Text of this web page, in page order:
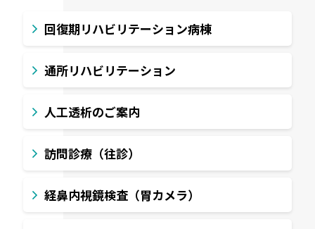
回復期リハビリテーション病棟
通所リハビリテーション
人工透析のご案内
訪問診療（往診）
経鼻内視鏡検査（胃カメラ）